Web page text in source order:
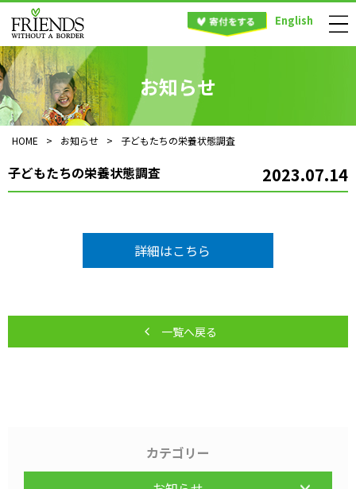
English
お知らせ
HOME > お知らせ > 子どもたちの栄養状態調査
子どもたちの栄養状態調査 2023.07.14
詳細はこちら
一覧へ戻る
カテゴリー